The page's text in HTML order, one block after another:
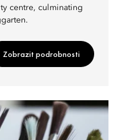
centre, culminating
Zobrazit podrobnosti